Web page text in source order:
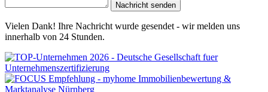
Nachricht senden
Vielen Dank! Ihre Nachricht wurde gesendet - wir melden uns
innerhalb von 24 Stunden.